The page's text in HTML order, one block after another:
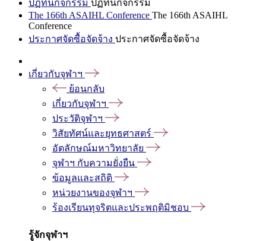
ปฏิทินกิจกรรม ปฏิทินกิจกรรม
The 166th ASAIHL Conference The 166th ASAIHL
Conference
ประกาศจัดซื้อจัดจ้าง ประกาศจัดซื้อจัดจ้าง
เกี่ยวกับจุฬาฯ
ย้อนกลับ
เกี่ยวกับจุฬาฯ
ประวัติจุฬาฯ
วิสัยทัศน์และยุทธศาสตร์
อัตลักษณ์มหาวิทยาลัย
จุฬาฯ กับความยั่งยืน
ข้อมูลและสถิติ
หน่วยงานของจุฬาฯ
ร้องเรียนทุจริตและประพฤติมิชอบ
รู้จักจุฬาฯ